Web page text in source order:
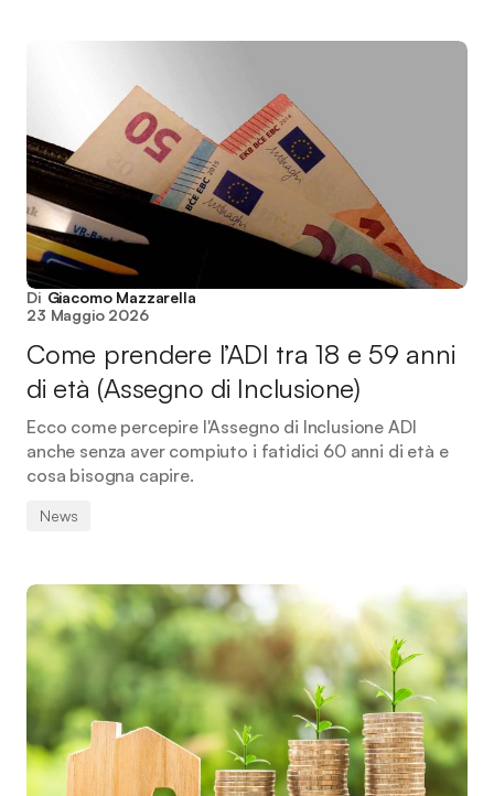
Di Giacomo Mazzarella
23 Maggio 2026
Come prendere l’ADI tra 18 e 59 anni
di età (Assegno di Inclusione)
Ecco come percepire l'Assegno di Inclusione ADI
anche senza aver compiuto i fatidici 60 anni di età e
cosa bisogna capire.
News